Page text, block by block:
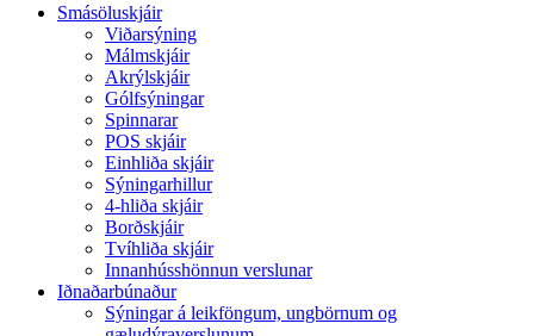
Smásöluskjáir
Viðarsýning
Málmskjáir
Akrýlskjáir
Gólfsýningar
Spinnarar
POS skjáir
Einhliða skjáir
Sýningarhillur
4-hliða skjáir
Borðskjáir
Tvíhliða skjáir
Innanhússhönnun verslunar
Iðnaðarbúnaður
Sýningar á leikföngum, ungbörnum og